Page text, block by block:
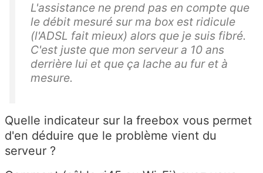
L'assistance ne prend pas en compte que
le débit mesuré sur ma box est ridicule
(l'ADSL fait mieux) alors que je suis fibré.
C'est juste que mon serveur a 10 ans
derrière lui et que ça lache au fur et à
mesure.
Quelle indicateur sur la freebox vous permet
d'en déduire que le problème vient du
serveur ?